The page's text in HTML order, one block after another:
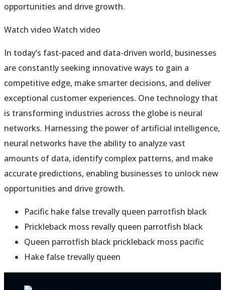
opportunities and drive growth.
Watch video Watch video
In today’s fast-paced and data-driven world, businesses
are constantly seeking innovative ways to gain a
competitive edge, make smarter decisions, and deliver
exceptional customer experiences. One technology that
is transforming industries across the globe is neural
networks. Harnessing the power of artificial intelligence,
neural networks have the ability to analyze vast
amounts of data, identify complex patterns, and make
accurate predictions, enabling businesses to unlock new
opportunities and drive growth.
Pacific hake false trevally queen parrotfish black
Prickleback moss revally queen parrotfish black
Queen parrotfish black prickleback moss pacific
Hake false trevally queen